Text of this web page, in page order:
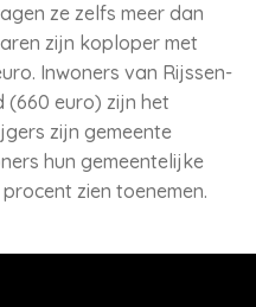
ze zelfs meer dan
zijn koploper met
Inwoners van Rijssen-
(660 euro) zijn het
zijn gemeente
hun gemeentelijke
zien toenemen.